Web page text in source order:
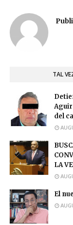
TAL
del
LA
El